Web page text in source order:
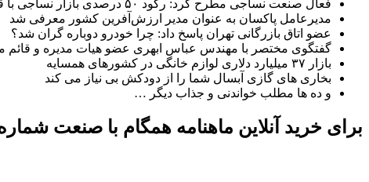
فعال صنعت نساجی مطرح کرد: رکود ۵۰ درصدی بازار نساجی با قانون جدید چک
مدیرعامل پاکسان به عنوان مدیر ارزش‌آفرین کشور معرفی شد
عضو اتاق بازرگانی تهران پاسخ داد: چرا خودرو دوباره گران شد؟
گفتگوی مختصر با مهندس عباس ابهری عضو هیات مدیره و قائم
بازار ۳۷ میلیارد دلاری لوازم خانگی در کشورهای همسایه
بخاری های گازی آبسال شما را از دودکش بی نیاز می کند
و ده ها مطلب خواندنی و جذاب دیگر …
برای خرید آنلاین ماهنامه همگام با صنعت شماره 8 منتشر شده در تاریخ شهریور ماه 1400 بر روی دکمه زیر کلیک